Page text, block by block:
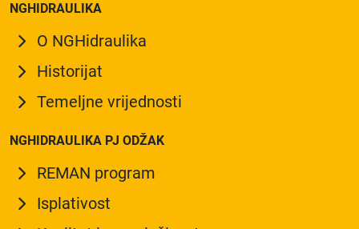
NGHIDRAULIKA
O NGHidraulika
Historijat
Temeljne vrijednosti
NGHIDRAULIKA PJ ODŽAK
REMAN program
Isplativost